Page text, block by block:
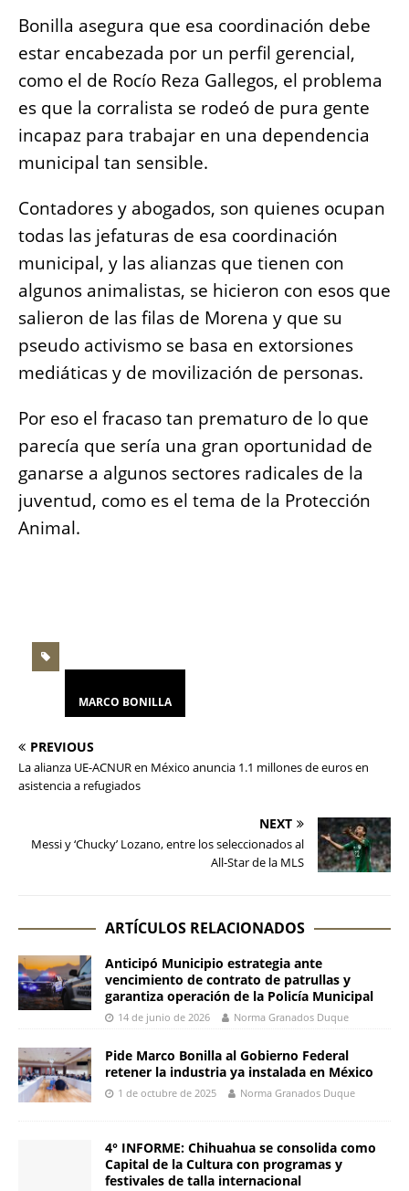
Bonilla asegura que esa coordinación debe
estar encabezada por un perfil gerencial,
como el de Rocío Reza Gallegos, el problema
es que la corralista se rodeó de pura gente
incapaz para trabajar en una dependencia
municipal tan sensible.
Contadores y abogados, son quienes ocupan
todas las jefaturas de esa coordinación
municipal, y las alianzas que tienen con
algunos animalistas, se hicieron con esos que
salieron de las filas de Morena y que su
pseudo activismo se basa en extorsiones
mediáticas y de movilización de personas.
Por eso el fracaso tan prematuro de lo que
parecía que sería una gran oportunidad de
ganarse a algunos sectores radicales de la
juventud, como es el tema de la Protección
Animal.
MARCO BONILLA
PREVIOUS
La alianza UE-ACNUR en México anuncia 1.1 millones de euros en
asistencia a refugiados
NEXT
Messi y ‘Chucky’ Lozano, entre los seleccionados al
All-Star de la MLS
ARTÍCULOS RELACIONADOS
Anticipó Municipio estrategia ante
vencimiento de contrato de patrullas y
garantiza operación de la Policía Municipal
14 de junio de 2026 Norma Granados Duque
Pide Marco Bonilla al Gobierno Federal
retener la industria ya instalada en México
1 de octubre de 2025 Norma Granados Duque
4° INFORME: Chihuahua se consolida como
Capital de la Cultura con programas y
festivales de talla internacional